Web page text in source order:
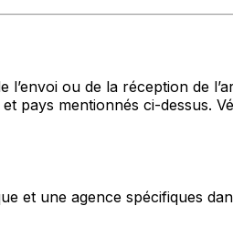
ou de la réception de
pays mentionnés ci-dessus.
et une agence spécifiques